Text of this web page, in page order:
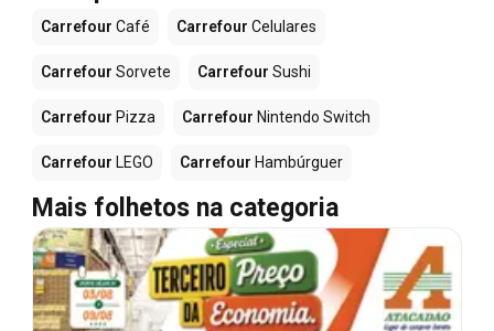
Carrefour Café Carrefour Celulares
Carrefour Sorvete Carrefour Sushi
Carrefour Pizza Carrefour Nintendo Switch
Carrefour LEGO Carrefour Hambúrguer
Mais folhetos na categoria